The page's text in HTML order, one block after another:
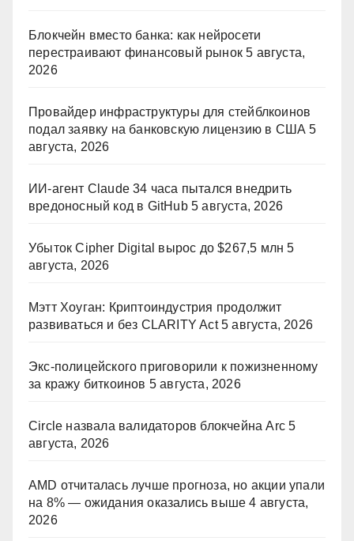
Блокчейн вместо банка: как нейросети
перестраивают финансовый рынок 5 августа,
2026
Провайдер инфраструктуры для стейблкоинов
подал заявку на банковскую лицензию в США 5
августа, 2026
ИИ-агент Claude 34 часа пытался внедрить
вредоносный код в GitHub 5 августа, 2026
Убыток Cipher Digital вырос до $267,5 млн 5
августа, 2026
Мэтт Хоуган: Криптоиндустрия продолжит
развиваться и без CLARITY Act 5 августа, 2026
Экс-полицейского приговорили к пожизненному
за кражу биткоинов 5 августа, 2026
Circle назвала валидаторов блокчейна Arc 5
августа, 2026
AMD отчиталась лучше прогноза, но акции упали
на 8% — ожидания оказались выше 4 августа,
2026